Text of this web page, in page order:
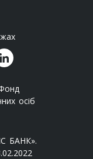
осіб
БАНК».